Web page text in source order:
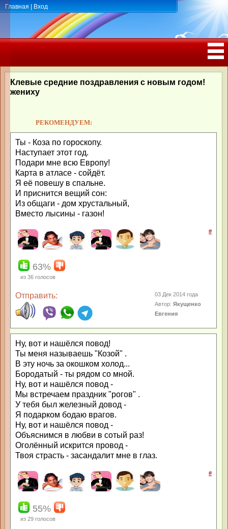
Главная Вход
РОЖДЕНИЯ, ЮБИЛЕЕМ
Клевые средние поздравления с новым годом!
жениху
РЕКОМЕНДУЕМ:
Ты - Коза по гороскопу.
Наступает этот год.
Подари мне всю Европу!
Карта в атласе - сойдёт.
Я её повешу в спальне.
И приснится вещий сон:
Из общаги - дом хрустальный,
Вместо лысины - газон!
#
63%
из 36 голосов
Отправить:
03 Дек 2014 года
Автор:Якущенко
Евгения
Ну, вот и нашёлся повод!
Ты меня называешь "Козой" .
В эту ночь за окошком холод...
Бородатый - ты рядом со мной.
Ну, вот и нашёлся повод -
Мы встречаем праздник "рогов" .
У тебя был железный довод -
Я подарком бодаю врагов.
Ну, вот и нашёлся повод -
Объяснимся в любви в сотый раз!
Оголённый искрится провод -
Твоя страсть - засандалит мне в глаз.
#
55%
из 29 голосов